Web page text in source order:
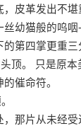
皮革发出不堪
幼猫般的呜
第四掌更重三
顶。 只是原
催命符。
那片从未经